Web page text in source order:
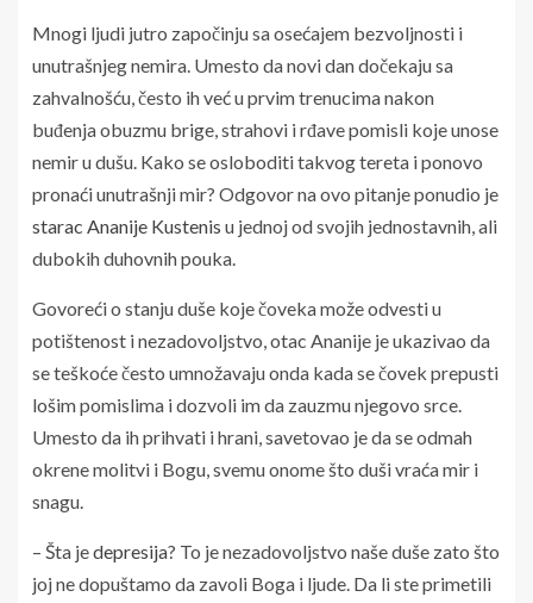
Mnogi ljudi jutro započinju sa osećajem bezvoljnosti i
unutrašnjeg nemira. Umesto da novi dan dočekaju sa
zahvalnošću, često ih već u prvim trenucima nakon
buđenja obuzmu brige, strahovi i rđave pomisli koje unose
nemir u dušu. Kako se osloboditi takvog tereta i ponovo
pronaći unutrašnji mir? Odgovor na ovo pitanje ponudio je
starac Ananije Kustenis u jednoj od svojih jednostavnih, ali
dubokih duhovnih pouka.
Govoreći o stanju duše koje čoveka može odvesti u
potištenost i nezadovoljstvo, otac Ananije je ukazivao da
se teškoće često umnožavaju onda kada se čovek prepusti
lošim pomislima i dozvoli im da zauzmu njegovo srce.
Umesto da ih prihvati i hrani, savetovao je da se odmah
okrene molitvi i Bogu, svemu onome što duši vraća mir i
snagu.
– Šta jedepresija? To je nezadovoljstvo naše duše zato što
joj ne dopuštamo da zavoli Boga i ljude. Da li ste primetili